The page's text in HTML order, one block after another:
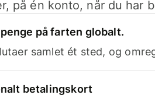
på én konto, når du har
på farten globalt.
samlet ét sted, og
betalingskort